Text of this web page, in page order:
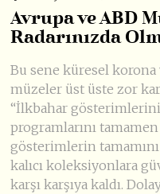
Avrupa ve ABD
Radarınızda
Bu sene küresel korona
müzeler üst üste zor
“İlkbahar gösterimlerini
programlarını
gösterimlerin
kalıcı koleksiyonlara
karşı karşıya kaldı.